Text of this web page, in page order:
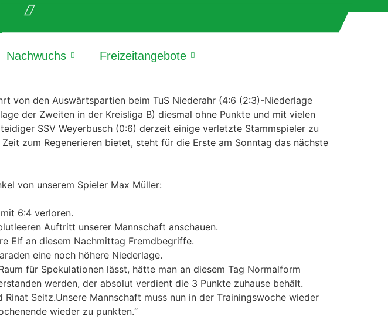
Nachwuchs Freizeitangebote
von den Auswärtspartien beim TuS Niederahr (4:6 (2:3)-Niederlage
der Zweiten in der Kreisliga B) diesmal ohne Punkte und mit vielen
SSV Weyerbusch (0:6) derzeit einige verletzte Stammspieler zu
zum Regenerieren bietet, steht für die Erste am Sonntag das nächste
von unserem Spieler Max Müller:
6:4 verloren.
Auftritt unserer Mannschaft anschauen.
Elf an diesem Nachmittag Fremdbegriffe.
eine noch höhere Niederlage.
für Spekulationen lässt, hätte man an diesem Tag Normalform
werden, der absolut verdient die 3 Punkte zuhause behält.
Seitz.Unsere Mannschaft muss nun in der Trainingswoche wieder
wieder zu punkten.“